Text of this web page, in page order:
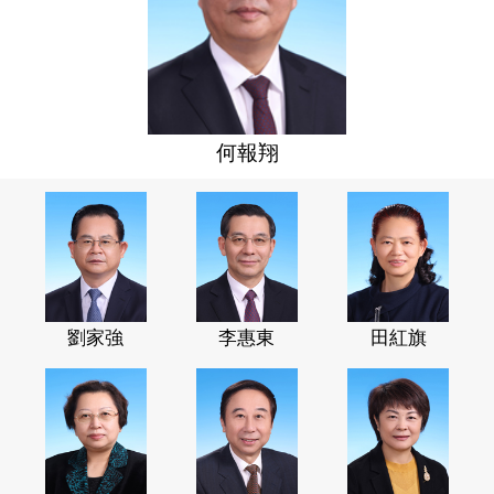
何報翔
劉家強 李惠東 田紅旗